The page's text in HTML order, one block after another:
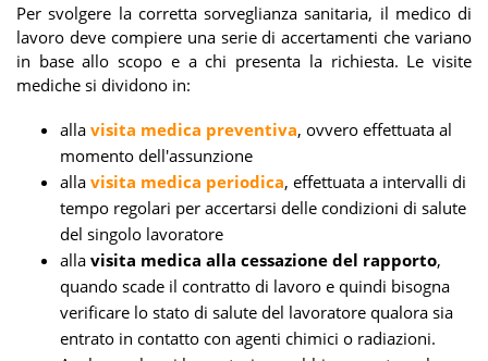
Per svolgere la corretta sorveglianza sanitaria, il medico di
lavoro deve compiere una serie di accertamenti che variano
in base allo scopo e a chi presenta la richiesta. Le visite
mediche si dividono in:
alla visita medica preventiva, ovvero effettuata al
momento dell'assunzione
alla visita medica periodica, effettuata a intervalli di
tempo regolari per accertarsi delle condizioni di salute
del singolo lavoratore
alla visita medica alla cessazione del rapporto,
quando scade il contratto di lavoro e quindi bisogna
verificare lo stato di salute del lavoratore qualora sia
entrato in contatto con agenti chimici o radiazioni.